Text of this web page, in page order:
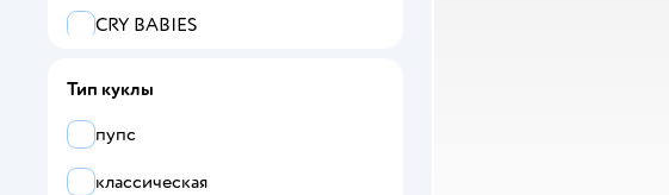
CRY BABIES
Тип куклы
пупс
классическая